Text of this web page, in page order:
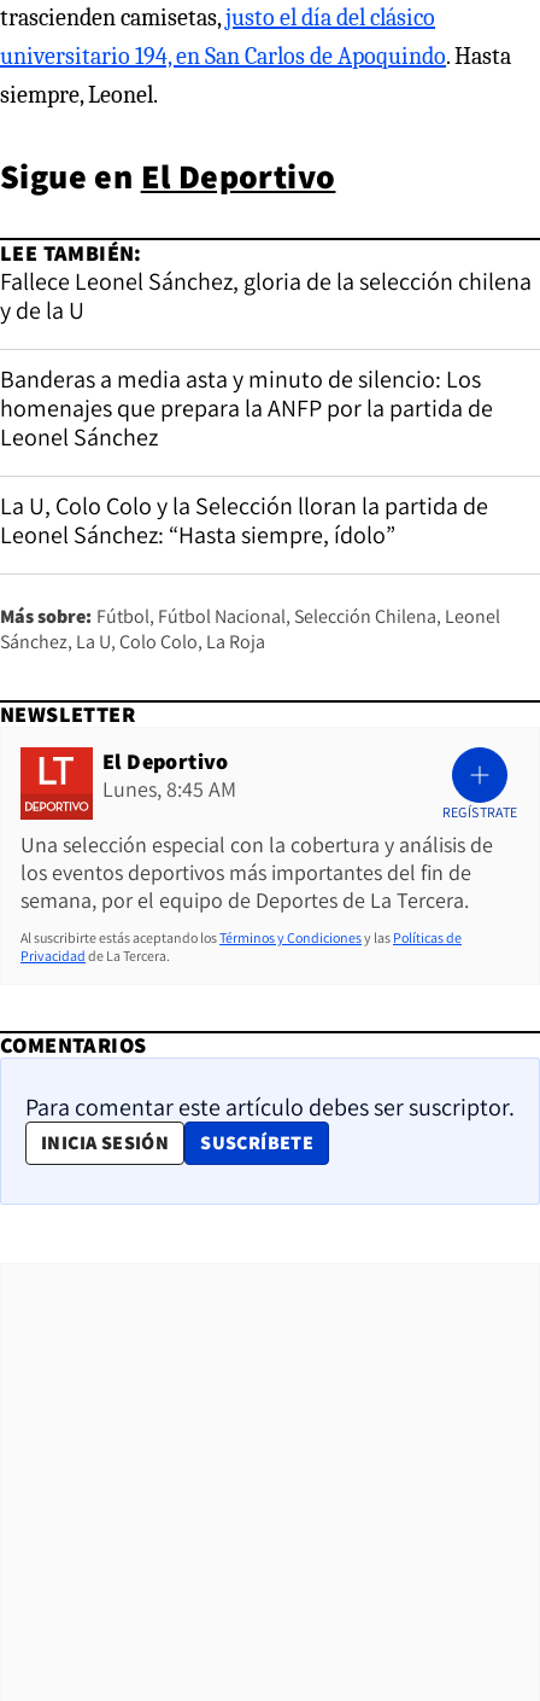
trascienden camisetas,justo el día del clásico
universitario 194, en San Carlos de Apoquindo. Hasta
siempre, Leonel.
Sigue en El Deportivo
LEE TAMBIÉN:
Fallece Leonel Sánchez, gloria de la selección chilena
y de la U
Banderas a media asta y minuto de silencio: Los
homenajes que prepara la ANFP por la partida de
Leonel Sánchez
La U, Colo Colo y la Selección lloran la partida de
Leonel Sánchez: “Hasta siempre, ídolo”
Más sobre: Fútbol Fútbol Nacional Selección Chilena Leonel
Sánchez La U Colo Colo La Roja
NEWSLETTER
El Deportivo
Lunes, 8:45 AM
Una selección especial con la cobertura y análisis de
los eventos deportivos más importantes del fin de
semana, por el equipo de Deportes de La Tercera.
REGÍSTRATE
Al suscribirte estás aceptando losTérminos y Condicionesy las Políticas de
Privacidad de La Tercera.
COMENTARIOS
Para comentar este artículo debes ser suscriptor.
INICIA SESIÓN SUSCRÍBETE
OPENS IN NEW WINDOW